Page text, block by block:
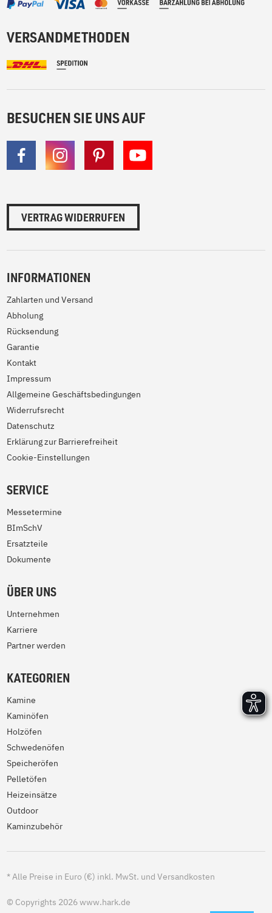
VERSANDMETHODEN
BESUCHEN SIE UNS AUF
VERTRAG WIDERRUFEN
INFORMATIONEN
Zahlarten und Versand
Abholung
Rücksendung
Garantie
Kontakt
Impressum
Allgemeine Geschäftsbedingungen
Widerrufsrecht
Datenschutz
Erklärung zur Barrierefreiheit
Cookie-Einstellungen
SERVICE
Messetermine
BImSchV
Ersatzteile
Dokumente
ÜBER UNS
Unternehmen
Karriere
Partner werden
KATEGORIEN
Kamine
Kaminöfen
Holzöfen
Schwedenöfen
Speicheröfen
Pelletöfen
Heizeinsätze
Outdoor
Kaminzubehör
*Alle Preise in Euro (€) inkl. MwSt. und Versandkosten
© Copyrights 2026 www.hark.de